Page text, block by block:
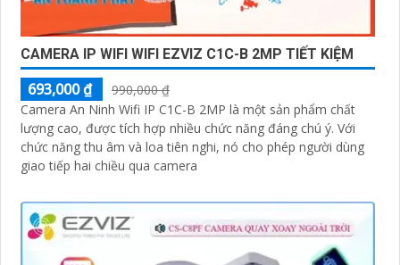
CAMERA IP WIFI WIFI EZVIZ C1C-B 2MP TIẾT KIỆM
693,000 ₫
990,000 ₫
Camera An Ninh Wifi IP C1C-B 2MP là một sản phẩm chất
lượng cao, được tích hợp nhiều chức năng đáng chú ý. Với
chức năng thu âm và loa tiên nghi, nó cho phép người dùng
giao tiếp hai chiều qua camera